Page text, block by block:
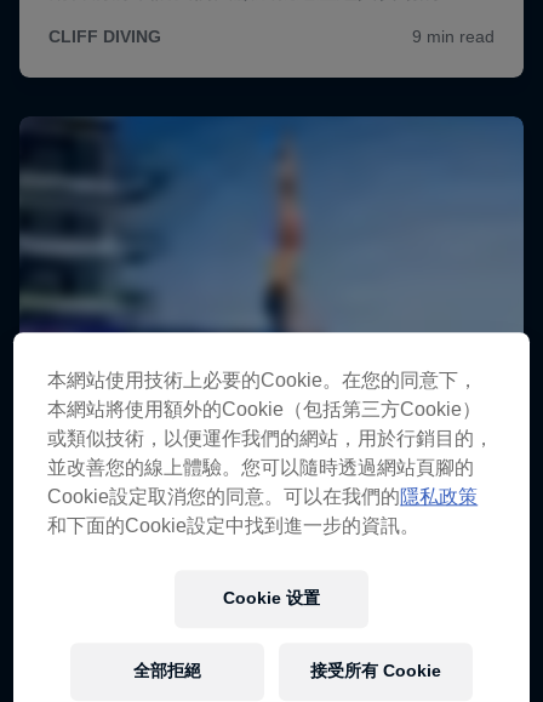
本網站使用技術上必要的Cookie。在您的同意下，
本網站將使用額外的Cookie（包括第三方Cookie）
或類似技術，以便運作我們的網站，用於行銷目的，
並改善您的線上體驗。您可以隨時透過網站頁腳的
Cookie設定取消您的同意。可以在我們的隱私政策
和下面的Cookie設定中找到進一步的資訊。
Cookie 设置
全部拒絕 接受所有 Cookie